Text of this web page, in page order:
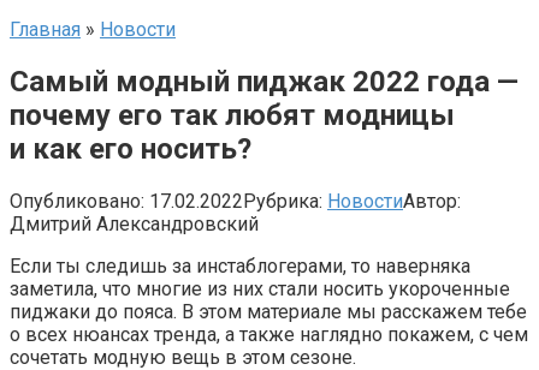
Главная » Новости
Самый модный пиджак 2022 года —
почему его так любят модницы
и как его носить?
Опубликовано: 17.02.2022Рубрика: НовостиАвтор:
Дмитрий Александровский
Если ты следишь за инстаблогерами, то наверняка
заметила, что многие из них стали носить укороченные
пиджаки до пояса. В этом материале мы расскажем тебе
о всех нюансах тренда, а также наглядно покажем, с чем
сочетать модную вещь в этом сезоне.